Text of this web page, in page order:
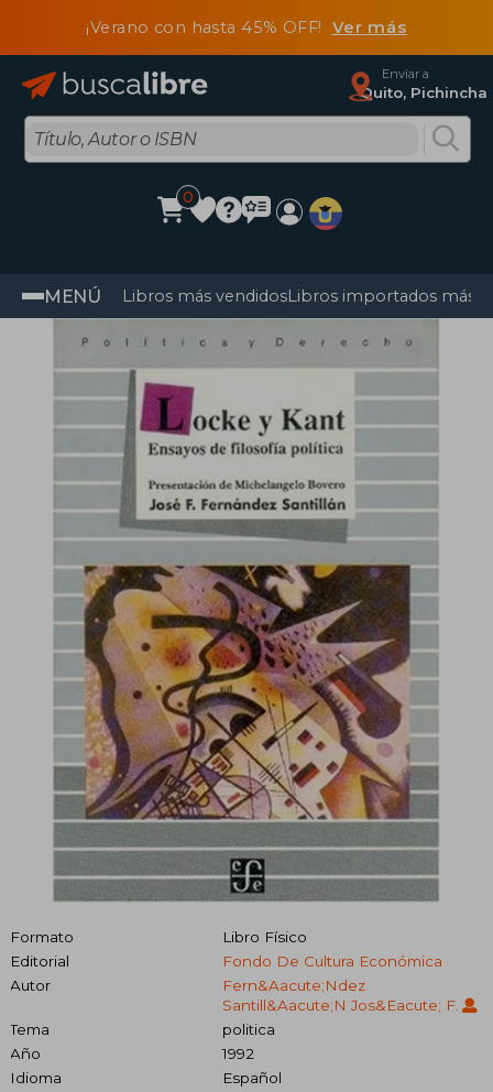
¡Verano con hasta 45% OFF! Ver más
Enviar a
Quito, Pichincha
0
MENÚ Libros más vendidosLibros importados más
Formato
Libro Físico
Editorial
Fondo De Cultura Económica
Autor
Fern&Aacute;Ndez
Santill&Aacute;N Jos&Eacute; F.
Tema
politica
Año
1992
Idioma
Español